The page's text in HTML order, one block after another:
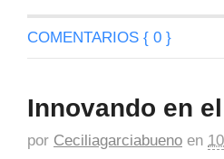
COMENTARIOS { 0 }
Innovando en
por Ceciliagarciabueno en